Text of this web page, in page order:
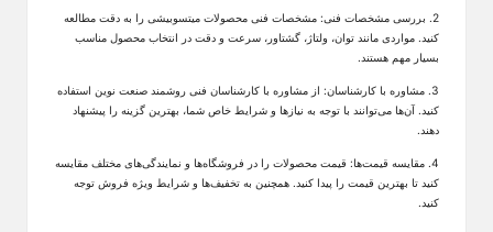
2. بررسی مشخصات فنی: مشخصات فنی محصولات میتسوبیشی را به دقت مطالعه
کنید. مواردی مانند توان، ولتاژ، گشتاور، سرعت و دقت در انتخاب محصول مناسب
بسیار مهم هستند.
3. مشاوره با کارشناسان: از مشاوره با کارشناسان فنی روشمند صنعت نوین استفاده
کنید. آن‌ها می‌توانند با توجه به نیازها و شرایط خاص شما، بهترین گزینه را پیشنهاد
دهند.
4. مقایسه قیمت‌ها: قیمت محصولات را در فروشگاه‌ها و نمایندگی‌های مختلف مقایسه
کنید تا بهترین قیمت را پیدا کنید. همچنین به تخفیف‌ها و شرایط ویژه فروش توجه
کنید.